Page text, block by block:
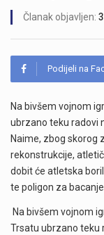
Članak objavljen:
Podijeli na
Na bivšem vojnom
ubrzano teku radovi
Naime, zbog skorog
rekonstrukcije,
dobit će atletska
te poligon za
Na bivšem vojnom
Trsatu ubrzano teku